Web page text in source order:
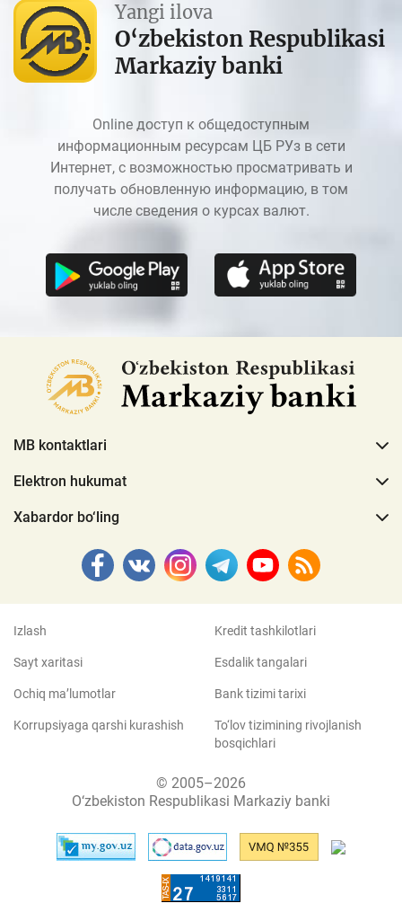
Yangi ilova
O‘zbekiston Respublikasi
Markaziy banki
Online доступ к общедоступным
информационным ресурсам ЦБ РУз в сети
Интернет, с возможностью просматривать и
получать обновленную информацию, в том
числе сведения о курсах валют.
MB kontaktlari
Elektron hukumat
Xabardor bo‘ling
Izlash
Sayt xaritasi
Ochiq ma’lumotlar
Korrupsiyaga qarshi kurashish
Kredit tashkilotlari
Esdalik tangalari
Bank tizimi tarixi
To‘lov tizimining rivojlanish
bosqichlari
© 2005–2026
O‘zbekiston Respublikasi Markaziy banki